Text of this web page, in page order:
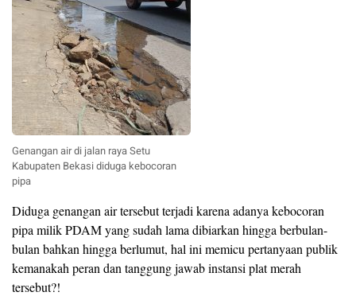
Genangan air di jalan raya Setu
Kabupaten Bekasi diduga kebocoran
pipa
Diduga genangan air tersebut terjadi karena adanya kebocoran
pipa milik PDAM yang sudah lama dibiarkan hingga berbulan-
bulan bahkan hingga berlumut, hal ini memicu pertanyaan publik
kemanakah peran dan tanggung jawab instansi plat merah
tersebut?!